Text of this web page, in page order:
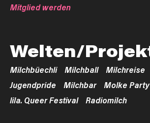
Mitglied werden
Welten/
Milchbüechli Milchball Milchreise
Jugendpride
Milchbar
Molke Party
lila. Queer Festival
Radiomilch